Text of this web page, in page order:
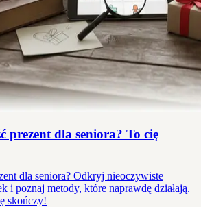
prezent dla seniora? To cię
dla seniora? Odkryj nieoczywiste
i poznaj metody, które naprawdę działają.
skończy!